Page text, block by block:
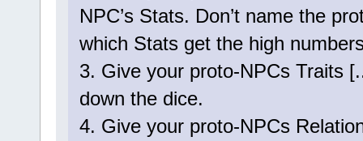
NPC’s Stats. Don’t name the
which Stats get the high
3. Give your proto-NPCs Traits
down the dice.
4. Give your proto-NPCs